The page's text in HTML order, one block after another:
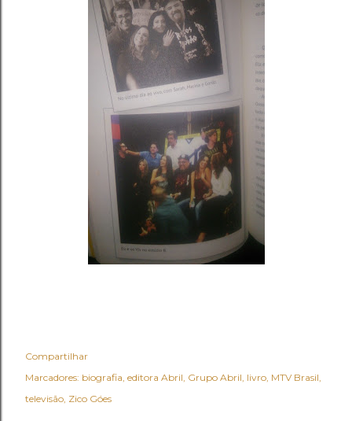
Compartilhar
Marcadores: biografia editora Abril Grupo Abril livro MTV Brasil
televisão Zico Góes